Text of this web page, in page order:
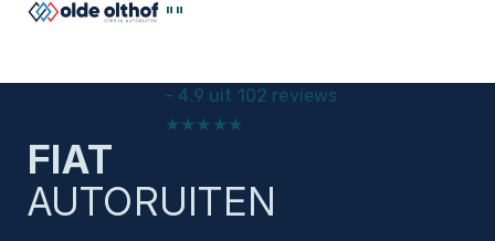
""
- 4.9 uit 102 reviews
★ ★ ★ ★ ★
FIAT
AUTORUITEN
Home
Autoruiten